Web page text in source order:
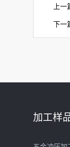
上
下
加工样